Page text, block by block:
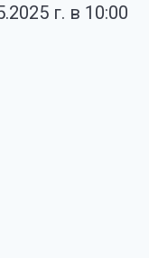
г. в 10:00